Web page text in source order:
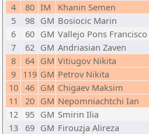
4
80 IM Khanin Semen
5
98 GM Bosiocic Marin
6
60 GM Vallejo Pons Francisco
7
62 GM Andriasian Zaven
8
64 GM Vitiugov Nikita
9
119 GM Petrov Nikita
10 46 GM Chigaev Maksim
11
20 GM Nepomniachtchi Ian
12 95 GM Smirin Ilia
13
69 GM Firouzja Alireza